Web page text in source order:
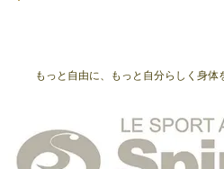
もっと自由に、もっと自分らしく身